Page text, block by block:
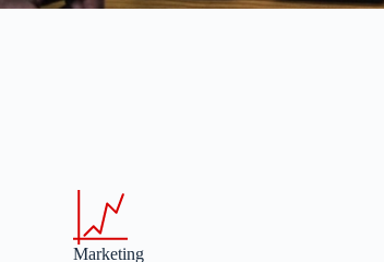
Marketing